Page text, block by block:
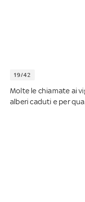
19/42
Molte le chiamate ai
alberi caduti e per